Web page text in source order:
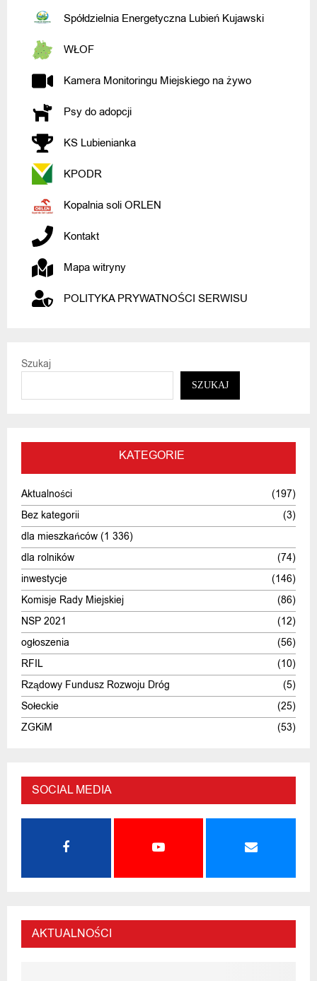
Spółdzielnia Energetyczna Lubień Kujawski
WŁOF
Kamera Monitoringu Miejskiego na żywo
Psy do adopcji
KS Lubienianka
KPODR
Kopalnia soli ORLEN
Kontakt
Mapa witryny
POLITYKA PRYWATNOŚCI SERWISU
Szukaj
SZUKAJ
KATEGORIE
Aktualności
(197)
Bez kategorii
(3)
dla mieszkańców (1 336)
dla rolników
(74)
inwestycje
(146)
Komisje Rady Miejskiej
(86)
NSP 2021
(12)
ogłoszenia
(56)
RFIL
(10)
Rządowy Fundusz Rozwoju Dróg
(5)
Sołeckie
(25)
ZGKiM
(53)
SOCIAL MEDIA
AKTUALNOŚCI